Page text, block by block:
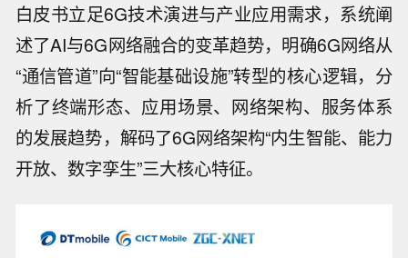
白皮书立足6G技术演进与产业应用需求，系统阐
述了AI与6G网络融合的变革趋势，明确6G网络从
“通信管道”向“智能基础设施”转型的核心逻辑，分
析了终端形态、应用场景、网络架构、服务体系
的发展趋势，解码了6G网络架构“内生智能、能力
开放、数字孪生”三大核心特征。